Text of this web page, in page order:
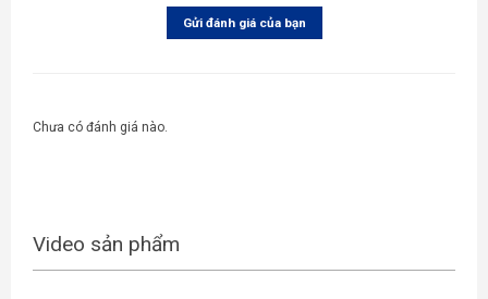
Gửi đánh giá của bạn
Chưa có đánh giá nào.
Video sản phẩm